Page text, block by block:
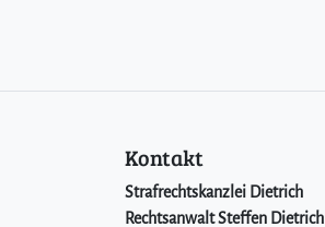
Kontakt
Strafrechtskanzlei Dietrich
Rechtsanwalt Steffen Dietrich